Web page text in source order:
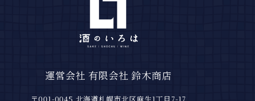
運営会社 有限会社 鈴木商店
〒001-0045 北海道札幌市北区麻生1丁目7-17